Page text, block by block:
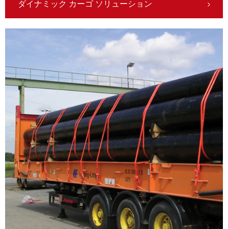
ダイナミック カーゴ ソリューション